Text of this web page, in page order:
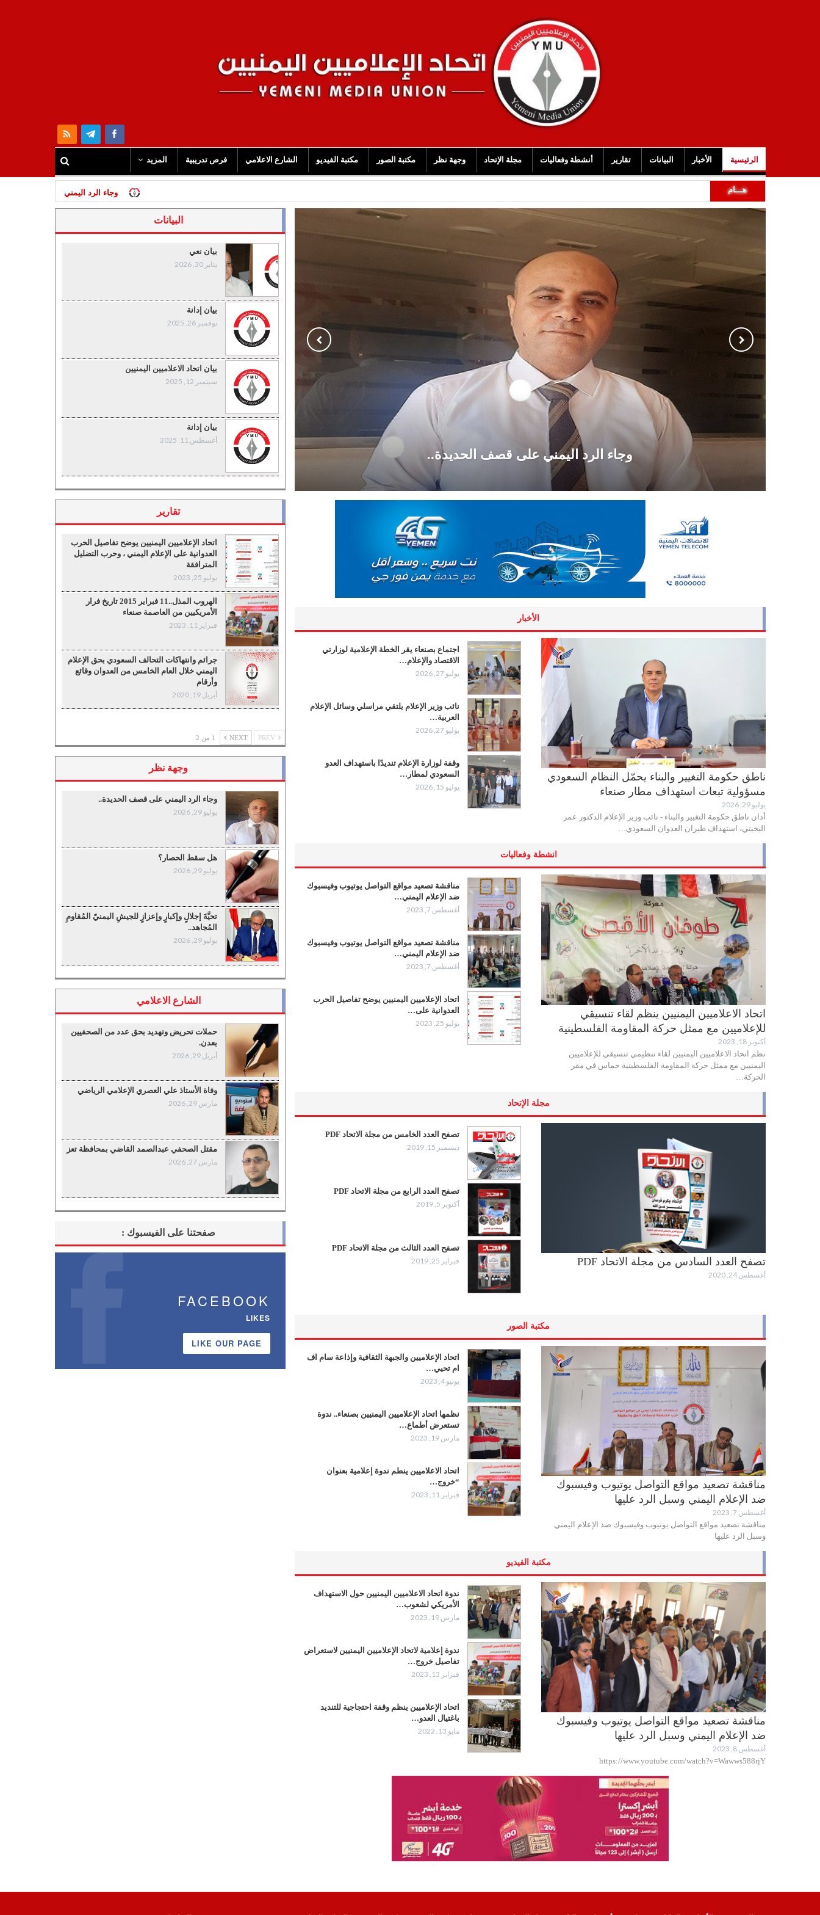
الرئيسية الأخبار البيانات تقارير أنشطة وفعاليات مجلة الإتحاد وجهة نظر مكتبة الصور مكتبة الفيديو الشارع الاعلامي فرص تدريبية المزيد
هـــام وجاء الرد اليمني على قصف الحديدة..
وجاء الرد اليمني على قصف الحديدة..
الأخبار
ناطق حكومة التغيير والبناء يحمّل النظام السعودي
مسؤولية تبعات استهداف مطار صنعاء
يوليو 29, 2026
أدان ناطق حكومة التغيير والبناء - نائب وزير الإعلام الدكتور عمر
البخيتي، استهداف طيران العدوان السعودي…
اجتماع بصنعاء يقر الخطة الإعلامية لوزارتي
الاقتصاد والإعلام…
يوليو 27, 2026
نائب وزير الإعلام يلتقي مراسلي وسائل الإعلام
العربية…
يوليو 27, 2026
وقفة لوزارة الإعلام تنديدًا باستهداف العدو
السعودي لمطار…
يوليو 15, 2026
انشطة وفعاليات
اتحاد الاعلاميين اليمنيين ينظم لقاء تنسيقي
للإعلاميين مع ممثل حركة المقاومة الفلسطينية
أكتوبر 18, 2023
نظم اتحاد الاعلاميين اليمنيين لقاء تنظيمي تنسيقي للإعلاميين
اليمنيين مع ممثل حركة المقاومة الفلسطينية حماس في مقر
الحركة…
مناقشة تصعيد مواقع التواصل يوتيوب وفيسبوك
ضد الإعلام اليمني…
أغسطس 7, 2023
مناقشة تصعيد مواقع التواصل يوتيوب وفيسبوك
ضد الإعلام اليمني…
أغسطس 7, 2023
اتحاد الإعلاميين اليمنيين يوضح تفاصيل الحرب
العدوانية على…
يوليو 25, 2023
مجلة الإتحاد
تصفح العدد السادس من مجلة الاتحاد PDF
أغسطس 24, 2020
تصفح العدد الخامس من مجلة الاتحاد PDF
ديسمبر 15, 2019
تصفح العدد الرابع من مجلة الاتحاد PDF
أكتوبر 5, 2019
تصفح العدد الثالث من مجلة الاتحاد PDF
فبراير 25, 2019
مكتبة الصور
مناقشة تصعيد مواقع التواصل يوتيوب وفيسبوك
ضد الإعلام اليمني وسبل الرد عليها
أغسطس 7, 2023
مناقشة تصعيد مواقع التواصل يوتيوب وفيسبوك ضد الإعلام اليمني
وسبل الرد عليها
اتحاد الإعلاميين والجبهة الثقافية وإذاعة سام اف
ام تحيي…
يونيو 4, 2023
نظمها اتحاد الإعلاميين اليمنيين بصنعاء.. ندوة
تستعرض أطماع…
مارس 19, 2023
اتحاد الاعلاميين ينطم ندوة إعلامية بعنوان
“خروج…
فبراير 11, 2023
مكتبة الفيديو
مناقشة تصعيد مواقع التواصل يوتيوب وفيسبوك
ضد الإعلام اليمني وسبل الرد عليها
أغسطس 8, 2023
https://www.youtube.com/watch?v=Wawws588rjY
ندوة اتحاد الاعلاميين اليمنيين حول الاستهداف
الأمريكي لشعوب…
مارس 19, 2023
ندوة إعلامية لاتحاد الإعلاميين اليمنيين لاستعراض
تفاصيل خروج…
فبراير 13, 2023
اتحاد الإعلاميين ينظم وقفة احتجاجية للتنديد
باغتيال العدو…
مايو 13, 2022
البيانات
بيان نعي
يناير 30, 2026
بيان إدانة
نوفمبر 26, 2025
بيان اتحاد الاعلاميين اليمنيين
سبتمبر 12, 2025
بيان إدانة
أغسطس 11, 2025
تقارير
اتحاد الإعلاميين اليمنيين يوضح تفاصيل الحرب
العدوانية على الإعلام اليمني ، وحرب التضليل
المترافقة
يوليو 25, 2023
الهروب المذل..11 فبراير 2015 تاريخ فرار
الأمريكيين من العاصمة صنعاء
فبراير 11, 2023
جرائم وانتهاكات التحالف السعودي بحق الإعلام
اليمني خلال العام الخامس من العدوان وقائع
وأرقام
أبريل 19, 2020
NEXT 1 من 2
وجهة نظر
وجاء الرد اليمني على قصف الحديدة..
يوليو 29, 2026
هل سقط الحصار؟
يوليو 29, 2026
تحيَّةَ إجلالٍ وإكبارٍ وإعزازٍ للجيشِ اليمنيّ المُقاومِ
المُجاهد..
يوليو 29, 2026
الشارع الاعلامي
حملات تحريض وتهديد بحق عدد من الصحفيين
بعدن.
أبريل 29, 2026
وفاة الأستاذ علي العصري الإعلامي الرياضي
مارس 29, 2026
مقتل الصحفي عبدالصمد القاضي بمحافظة تعز
مارس 27, 2026
صفحتنا على الفيسبوك :
FACEBOOK
LIKES
LIKE OUR PAGE